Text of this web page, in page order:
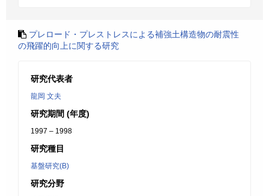
プレロード・プレストレスによる補強土構造物の耐震性
の飛躍的向上に関する研究
研究代表者
龍岡 文夫
研究期間 (年度)
1997 – 1998
研究種目
基盤研究(B)
研究分野